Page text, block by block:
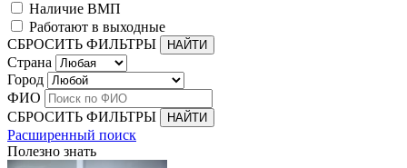
Наличие ВМП
Работают в выходные
СБРОСИТЬ ФИЛЬТРЫ
Страна
Город
ФИО
СБРОСИТЬ ФИЛЬТРЫ
Расширенный поиск
Полезно знать